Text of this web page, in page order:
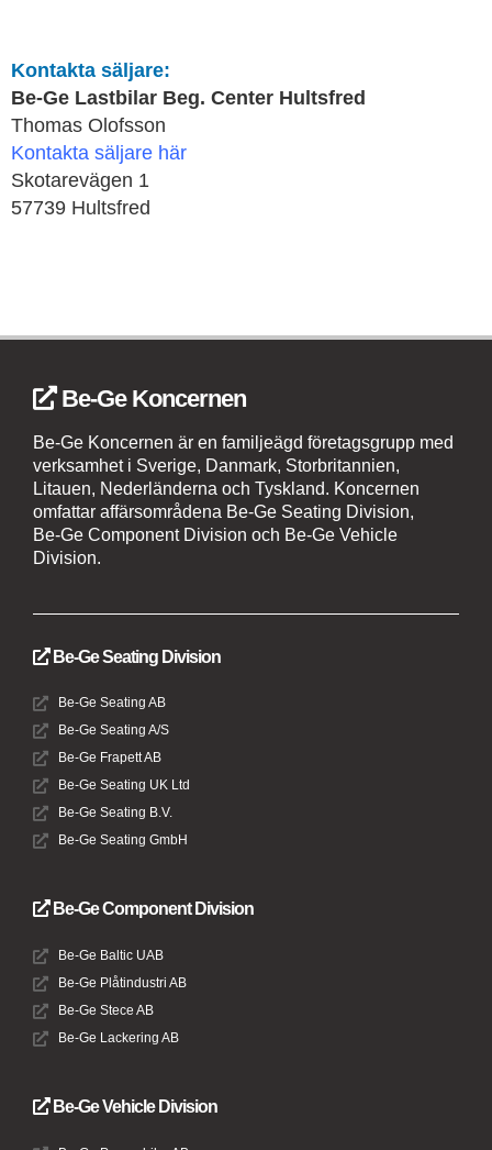
Kontakta säljare:
Be-Ge Lastbilar Beg. Center Hultsfred
Thomas Olofsson
Kontakta säljare här
Skotarevägen 1
57739 Hultsfred
Be-Ge Koncernen
Be-Ge Koncernen är en familjeägd företagsgrupp med
verksamhet i Sverige, Danmark, Storbritannien,
Litauen, Nederländerna och Tyskland. Koncernen
omfattar affärsområdena Be-Ge Seating Division,
Be-Ge Component Division och Be-Ge Vehicle
Division.
Be-Ge Seating Division
Be-Ge Seating AB
Be-Ge Seating A/S
Be-Ge Frapett AB
Be-Ge Seating UK Ltd
Be-Ge Seating B.V.
Be-Ge Seating GmbH
Be-Ge Component Division
Be-Ge Baltic UAB
Be-Ge Plåtindustri AB
Be-Ge Stece AB
Be-Ge Lackering AB
Be-Ge Vehicle Division